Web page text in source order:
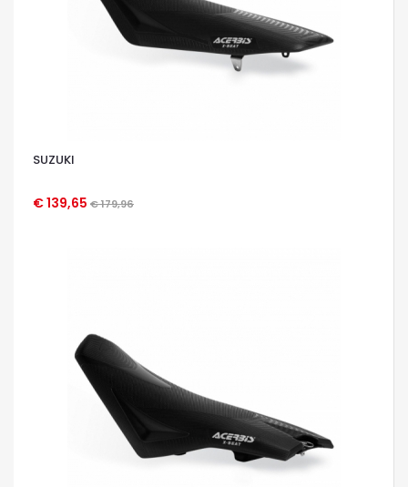
SUZUKI
€ 139,65 € 179,96
OCCHIATA VELOCE